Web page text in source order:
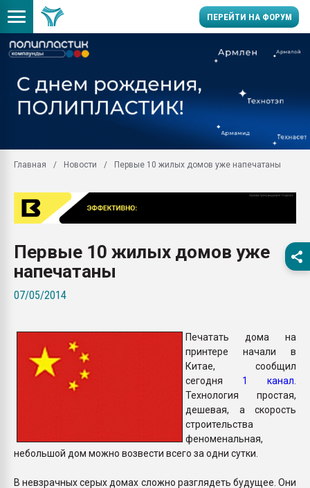
ПЕРЕЙТИ НА ФОРУМ
заводу пластмасс"
Помощь в подборе
Вакуум-формовочные
первый план в
пластмасс
бутылок
ПЕРЕЙТИ НА
Главная Новости Первые 10 жилых домов уже напечатаны
Первые 10 жилых домов уже
напечатаны
07/05/2014
Печатать дома на
принтере начали в
Китае, сообщил
сегодня 1 канал
Технология простая,
дешевая, а скорость
строительства
феноменальная,
небольшой дом можно возвести всего за одни сутки.
В невзрачных серых домах сложно разглядеть будущее. Они